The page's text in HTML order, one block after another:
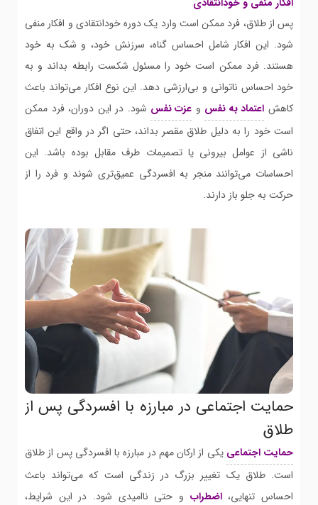
افکار منفی و خودانتقادی
پس از طلاق، فرد ممکن است وارد یک دوره خودانتقادی و افکار منفی
شود. این افکار شامل احساس گناه، سرزنش خود، و شک به خود
هستند. فرد ممکن است خود را مسئول شکست رابطه بداند و به
خود احساس ناتوانی و بی‌ارزشی دهد. این نوع افکار می‌تواند باعث
کاهش اعتماد به نفس و عزت نفس شود. در این دوران، فرد ممکن
است خود را به دلیل طلاق مقصر بداند، حتی اگر در واقع این اتفاق
ناشی از عوامل بیرونی یا تصمیمات طرف مقابل بوده باشد. این
احساسات می‌توانند منجر به افسردگی عمیق‌تری شوند و فرد را از
حرکت به جلو باز دارند.
حمایت اجتماعی در مبارزه با افسردگی پس از
طلاق
حمایت اجتماعی یکی از ارکان مهم در مبارزه با افسردگی پس از طلاق
است. طلاق یک تغییر بزرگ در زندگی است که می‌تواند باعث
احساس تنهایی،اضطراب و حتی ناامیدی شود. در این شرایط،